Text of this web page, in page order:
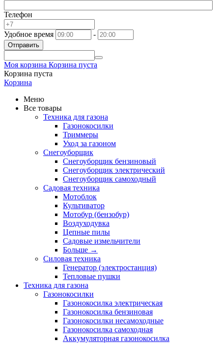
Телефон
Удобное время -
Отправить
Моя корзина Корзина пуста
Корзина пуста
Корзина
Меню
Все товары
Техника для газона
Газонокосилки
Триммеры
Уход за газоном
Снегоуборщик
Снегоуборщик бензиновый
Снегоуборщик электрический
Снегоуборщик самоходный
Садовая техника
Мотоблок
Культиватор
Мотобур (бензобур)
Воздуходувка
Цепные пилы
Садовые измельчители
Больше →
Силовая техника
Генератор (электростанция)
Тепловые пушки
Техника для газона
Газонокосилки
Газонокосилка электрическая
Газонокосилка бензиновая
Газонокосилки несамоходные
Газонокосилка самоходная
Аккумуляторная газонокосилка